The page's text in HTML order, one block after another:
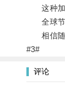
这种加
全球节
相信随
#3#
评论